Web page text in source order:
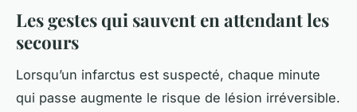
Les gestes qui sauvent en attendant les
secours
Lorsqu’un infarctus est suspecté, chaque minute
qui passe augmente le risque de lésion irréversible.